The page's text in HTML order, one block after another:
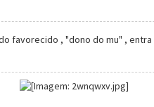
favorecido , "dono do mu" ,